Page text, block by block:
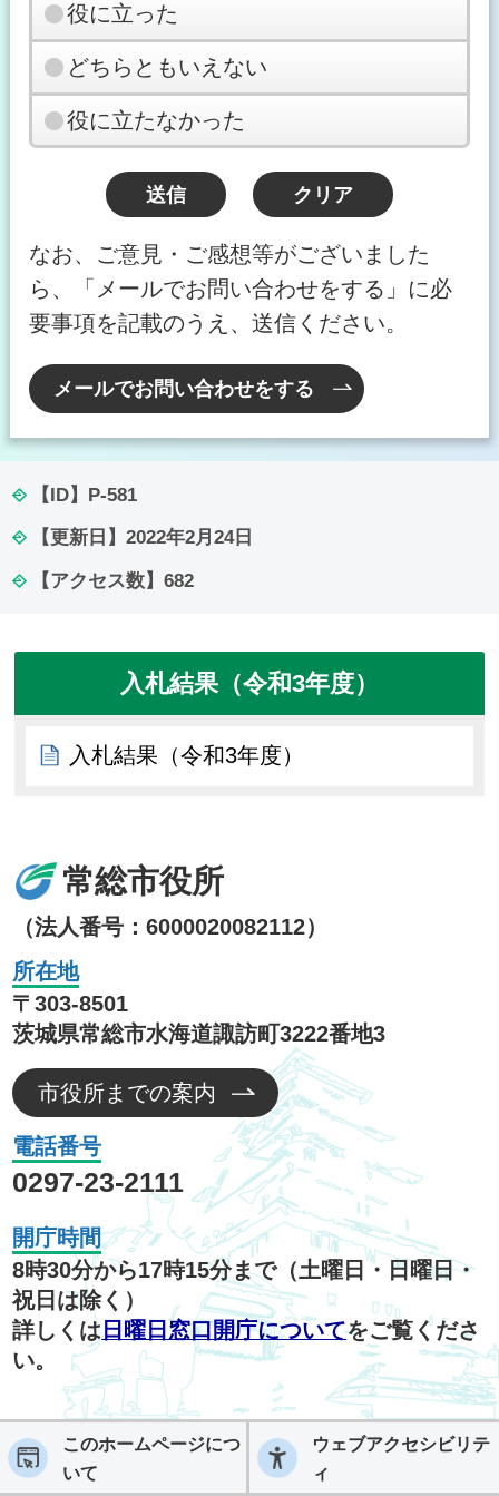
役に立った
どちらともいえない
役に立たなかった
なお、ご意見・ご感想等がございました
ら、「メールでお問い合わせをする」に必
要事項を記載のうえ、送信ください。
メールでお問い合わせをする
【ID】 P-581
【更新日】 2022年2月24日
【アクセス数】 682
入札結果（令和3年度）
入札結果（令和3年度）
常総市役所
（法人番号：6000020082112）
所在地
〒303-8501
茨城県常総市水海道諏訪町3222番地3
市役所までの案内
電話番号
0297-23-2111
開庁時間
8時30分から17時15分まで（土曜日・日曜日・
祝日は除く）
詳しくは 日曜日窓口開庁についてをご覧くださ
い。
このホームページにつ
いて
ウェブアクセシビリテ
ィ